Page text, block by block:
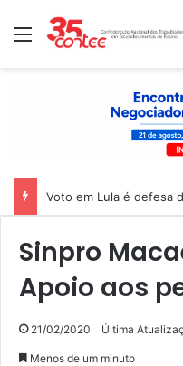
Menu
Voto em Lula é defesa
Sinpro
Apoio aos
21/02/2020 Última
Menos de um minuto